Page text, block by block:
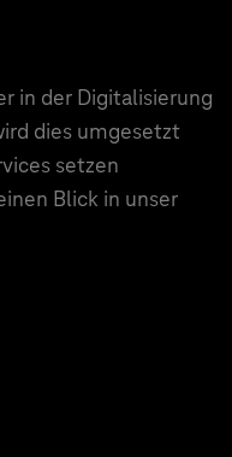
in der Digitalisierung
dies umgesetzt
setzen
Blick in unser